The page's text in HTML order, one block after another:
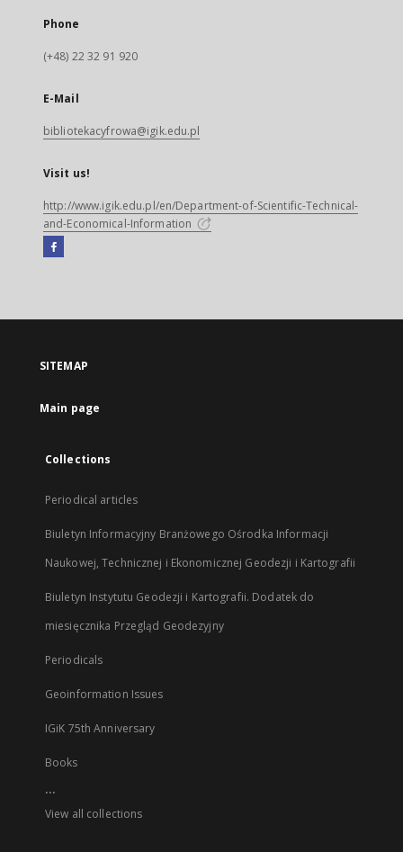
Phone
(+48) 22 32 91 920
E-Mail
bibliotekacyfrowa@igik.edu.pl
Visit us!
http://www.igik.edu.pl/en/Department-of-Scientific-Technical-
and-Economical-Information
Facebook
open
new
SITEMAP
Main page
Collections
Periodical articles
Biuletyn Informacyjny Branżowego Ośrodka Informacji
Naukowej, Technicznej i Ekonomicznej Geodezji i Kartografii
Biuletyn Instytutu Geodezji i Kartografii. Dodatek do
miesięcznika Przegląd Geodezyjny
Periodicals
Geoinformation Issues
IGiK 75th Anniversary
Books
...
View all collections